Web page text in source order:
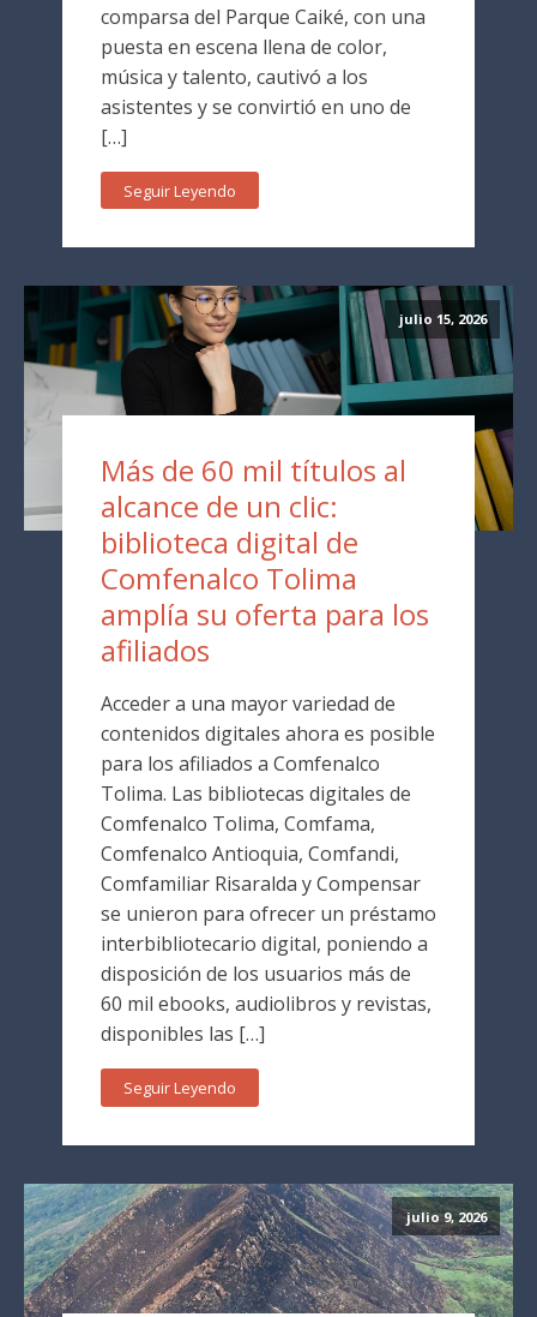
comparsa del Parque Caiké, con una
puesta en escena llena de color,
música y talento, cautivó a los
asistentes y se convirtió en uno de
[…]
Seguir Leyendo
julio 15, 2026
Más de 60 mil títulos al
alcance de un clic:
biblioteca digital de
Comfenalco Tolima
amplía su oferta para los
afiliados
Acceder a una mayor variedad de
contenidos digitales ahora es posible
para los afiliados a Comfenalco
Tolima. Las bibliotecas digitales de
Comfenalco Tolima, Comfama,
Comfenalco Antioquia, Comfandi,
Comfamiliar Risaralda y Compensar
se unieron para ofrecer un préstamo
interbibliotecario digital, poniendo a
disposición de los usuarios más de
60 mil ebooks, audiolibros y revistas,
disponibles las […]
Seguir Leyendo
julio 9, 2026